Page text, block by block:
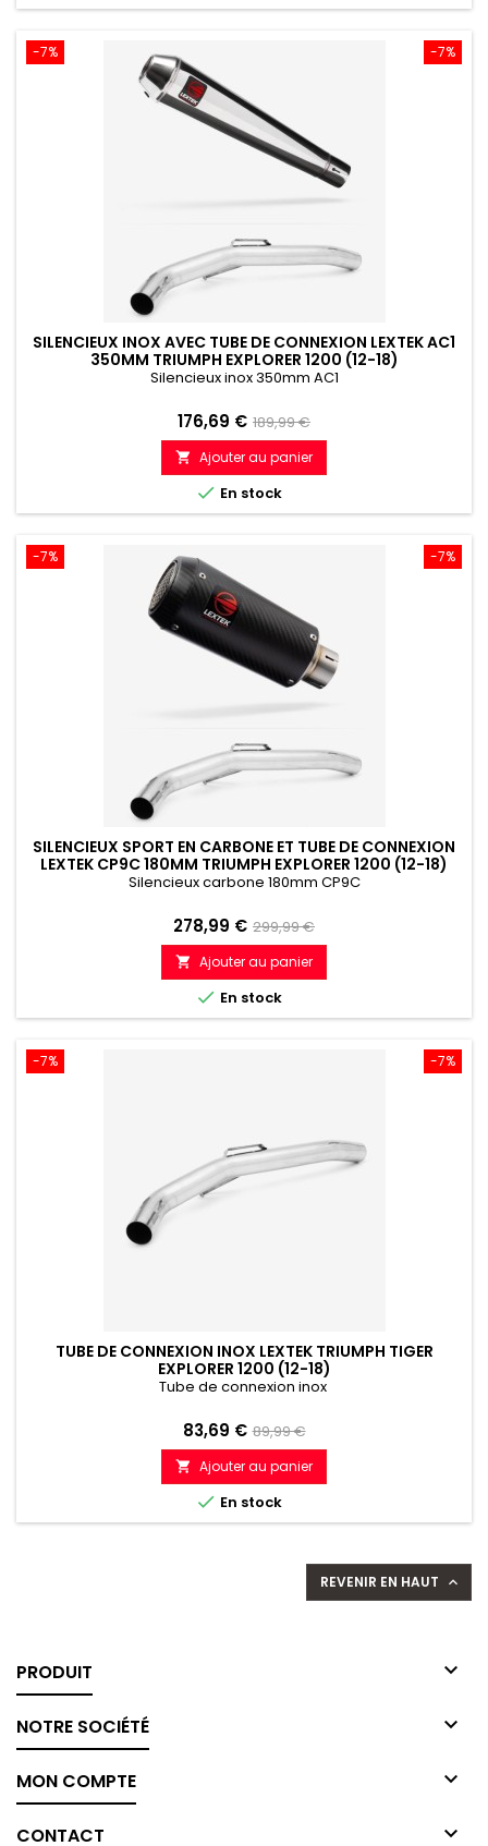
-7%
-7%
SILENCIEUX INOX AVEC TUBE DE CONNEXION LEXTEK AC1
350MM TRIUMPH EXPLORER 1200 (12-18)
Silencieux inox 350mm AC1
Prix
176,69 € Prix
de
référence
189,99 €
 Ajouter au panier
 En stock
-7%
-7%
SILENCIEUX SPORT EN CARBONE ET TUBE DE CONNEXION
LEXTEK CP9C 180MM TRIUMPH EXPLORER 1200 (12-18)
Silencieux carbone 180mm CP9C
Prix
278,99 € Prix
de
référence
299,99 €
 Ajouter au panier
 En stock
-7%
-7%
TUBE DE CONNEXION INOX LEXTEK TRIUMPH TIGER
EXPLORER 1200 (12-18)
Tube de connexion inox
Prix
83,69 € Prix
de
référence
89,99 €
 Ajouter au panier
 En stock
REVENIR EN HAUT 
PRODUIT 
NOTRE SOCIÉTÉ 
MON COMPTE 
CONTACT 